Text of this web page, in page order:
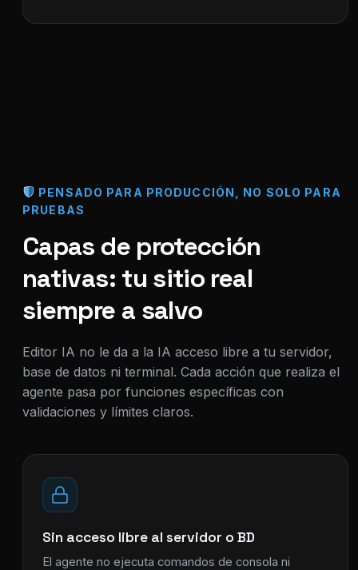
PENSADO PARA PRODUCCIÓN, NO SOLO PARA
PRUEBAS
Capas de protección
nativas: tu sitio real
siempre a salvo
Editor IA no le da a la IA acceso libre a tu servidor,
base de datos ni terminal. Cada acción que realiza el
agente pasa por funciones específicas con
validaciones y límites claros.
Sin acceso libre al servidor o BD
El agente no ejecuta comandos de consola ni